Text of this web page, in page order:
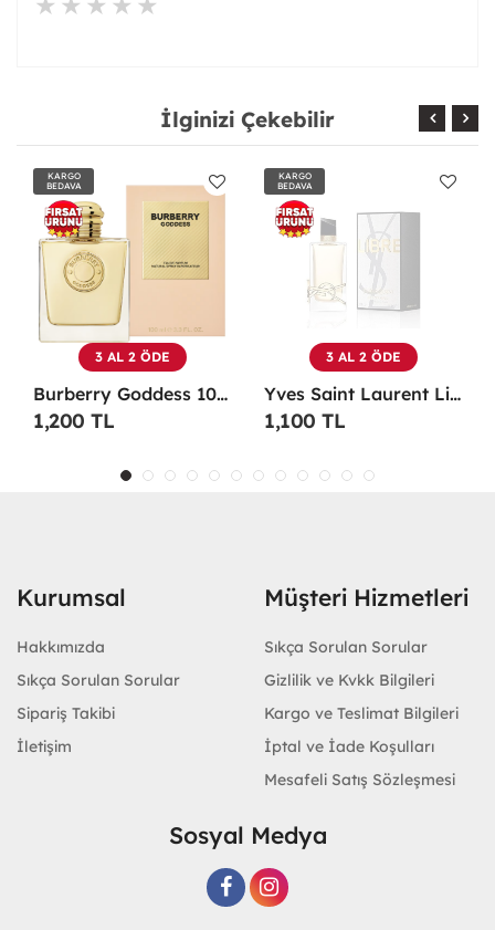
İlginizi Çekebilir
KARGO
BEDAVA
3 AL 2 ÖDE
Burberry Goddess 100 ML EDP Kadın Parfümü -
1,200 TL
KARGO
BEDAVA
3 AL 2 ÖDE
Yves Saint Laurent Libre EDP 90 Ml Kadın Parfüm - YSLL
1,100 TL
Kurumsal
Hakkımızda
Sıkça Sorulan Sorular
Sipariş Takibi
İletişim
Müşteri Hizmetleri
Sıkça Sorulan Sorular
Gizlilik ve Kvkk Bilgileri
Kargo ve Teslimat Bilgileri
İptal ve İade Koşulları
Mesafeli Satış Sözleşmesi
Sosyal Medya